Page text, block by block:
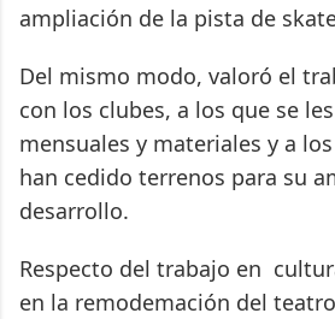
ampliación de la pista de
Del mismo modo, valoró el
con los clubes, a los que se
mensuales y materiales y a
han cedido terrenos para su
desarrollo.
Respecto del trabajo en
en la remodemación del